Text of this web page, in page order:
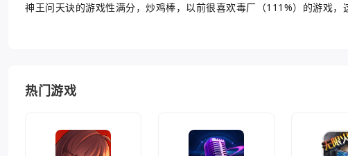
神王问天诀的游戏性满分，炒鸡棒，以前很喜欢毒厂（111%）的游戏
热门游戏